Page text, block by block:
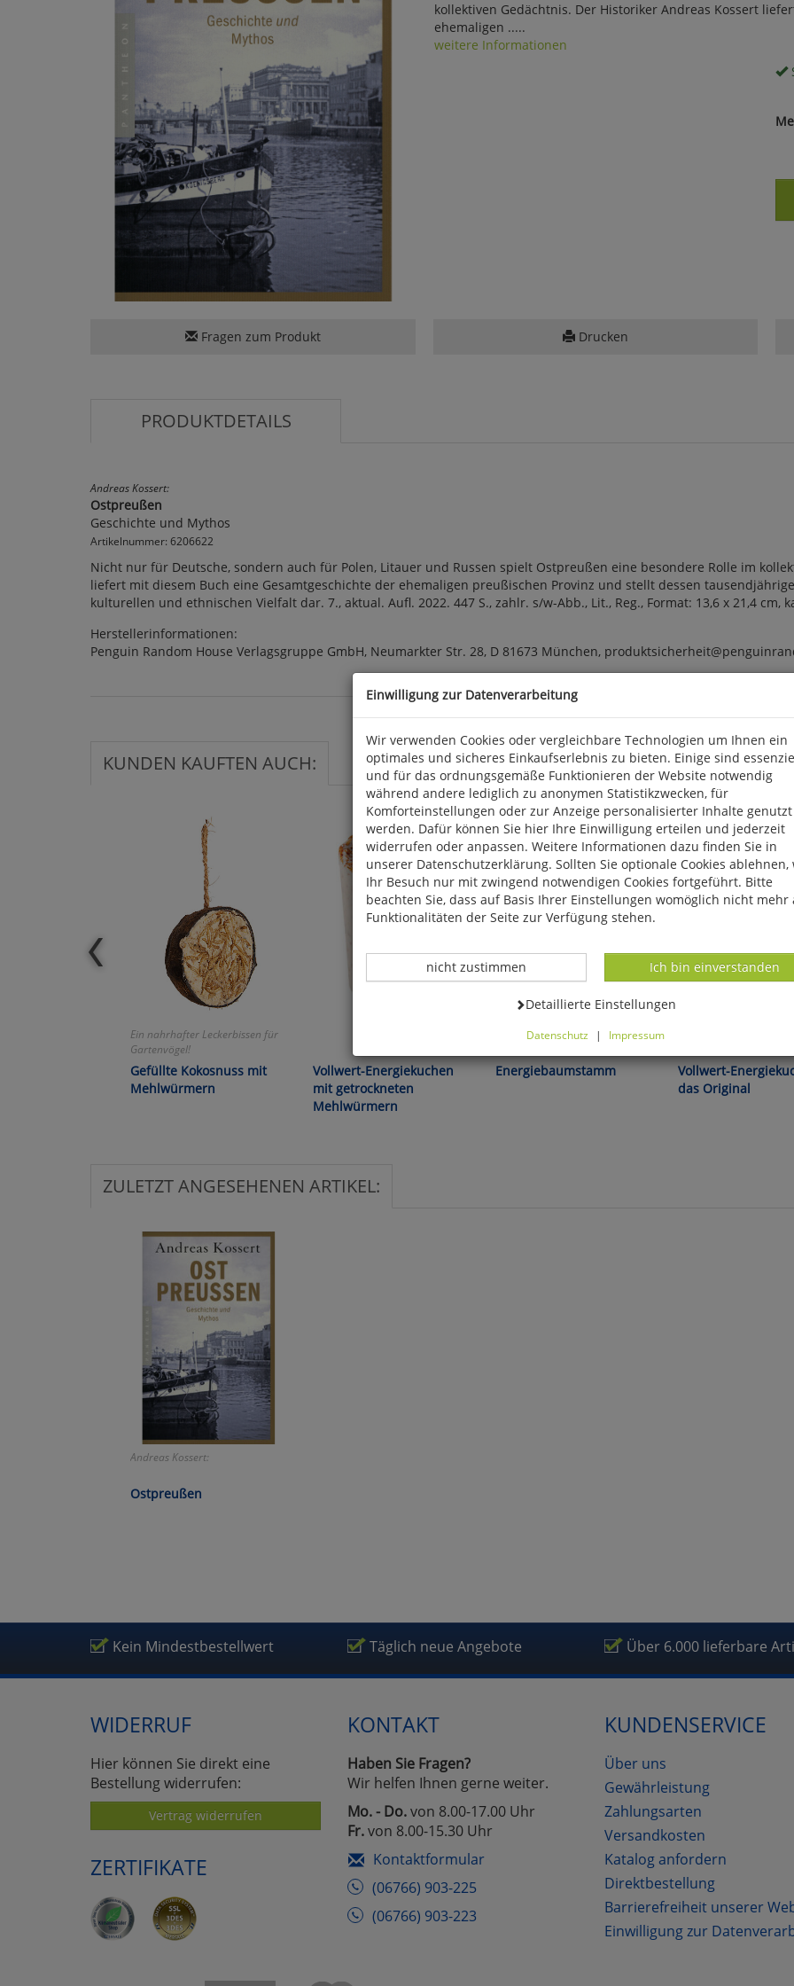
kollektiven Gedächtnis. Der Historiker Andreas Kossert
ehemaligen .....
weitere Informationen
Fragen zum Produkt Drucken
PRODUKTDETAILS
Andreas Kossert:
Ostpreußen
Geschichte und Mythos
Artikelnummer: 6206622
Nicht nur für Deutsche, sondern auch für Polen, Litauer und Russen spielt Ostpreußen eine besondere Rolle im
liefert mit diesem Buch eine Gesamtgeschichte der ehemaligen preußischen Provinz und stellt dessen
kulturellen und ethnischen Vielfalt dar. 7., aktual. Aufl. 2022. 447 S., zahlr. s/w-Abb., Lit., Reg., Format: 13,6 x 21,4 cm,
Herstellerinformationen:
Penguin Random House Verlagsgruppe GmbH, Neumarkter Str. 28, D 81673 München,
KUNDEN KAUFTEN AUCH:
Ein nahrhafter Leckerbissen für
Gartenvögel!
Gefüllte Kokosnuss mit
Mehlwürmern
Vollwert-Energiekuchen
mit getrockneten
Mehlwürmern
Energiebaumstamm
Vollwert-
das Original
ZULETZT ANGESEHENEN ARTIKEL:
Andreas Kossert:
Ostpreußen
Kein Mindestbestellwert Täglich neue Angebote Über 6.000 lieferbare
WIDERRUF
Hier können Sie direkt eine
Bestellung widerrufen:
Vertrag widerrufen
ZERTIFIKATE
KONTAKT
Haben Sie Fragen?
Wir helfen Ihnen gerne weiter.
Mo. - Do.von 8.00-17.00 Uhr
Fr.von 8.00-15.30 Uhr
Kontaktformular
(06766) 903-225
(06766) 903-223
KUNDENSERVICE
Über uns
Gewährleistung
Zahlungsarten
Versandkosten
Katalog anfordern
Direktbestellung
Barrierefreiheit unserer
Einwilligung zur
Einwilligung zur Datenverarbeitung
Wir verwenden Cookies oder vergleichbare Technologien um Ihnen ein
optimales und sicheres Einkaufserlebnis zu bieten. Einige sind
und für das ordnungsgemäße Funktionieren der Website notwendig
während andere lediglich zu anonymen Statistikzwecken, für
Komforteinstellungen oder zur Anzeige personalisierter Inhalte genutzt
werden. Dafür können Sie hier Ihre Einwilligung erteilen und jederzeit
widerrufen oder anpassen. Weitere Informationen dazu finden Sie in
unserer Datenschutzerklärung. Sollten Sie optionale Cookies ablehnen,
Ihr Besuch nur mit zwingend notwendigen Cookies fortgeführt. Bitte
beachten Sie, dass auf Basis Ihrer Einstellungen womöglich nicht mehr
Funktionalitäten der Seite zur Verfügung stehen.
Datenverarbeitung -
Ich bin einverstanden
Datenverarbeitung -
nicht zustimmen
Datenverarbeitung -
Detaillierte Einstellungen
Datenschutz | Impressum
Cookies ablehnen, wird Ihr Besuch nur mit zwingend notwendigen
fortgeführt. Bitte beachten Sie, dass auf Basis Ihrer Einstellungen
nicht mehr alle Funktionalitäten der Seite zur Verfügung stehen.